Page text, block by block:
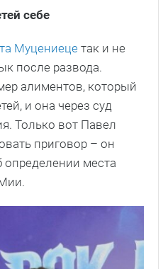
себе
Муцениеце так и не
после развода.
алиментов, который
и она через суд
Только вот Павел
приговор – он
определении места